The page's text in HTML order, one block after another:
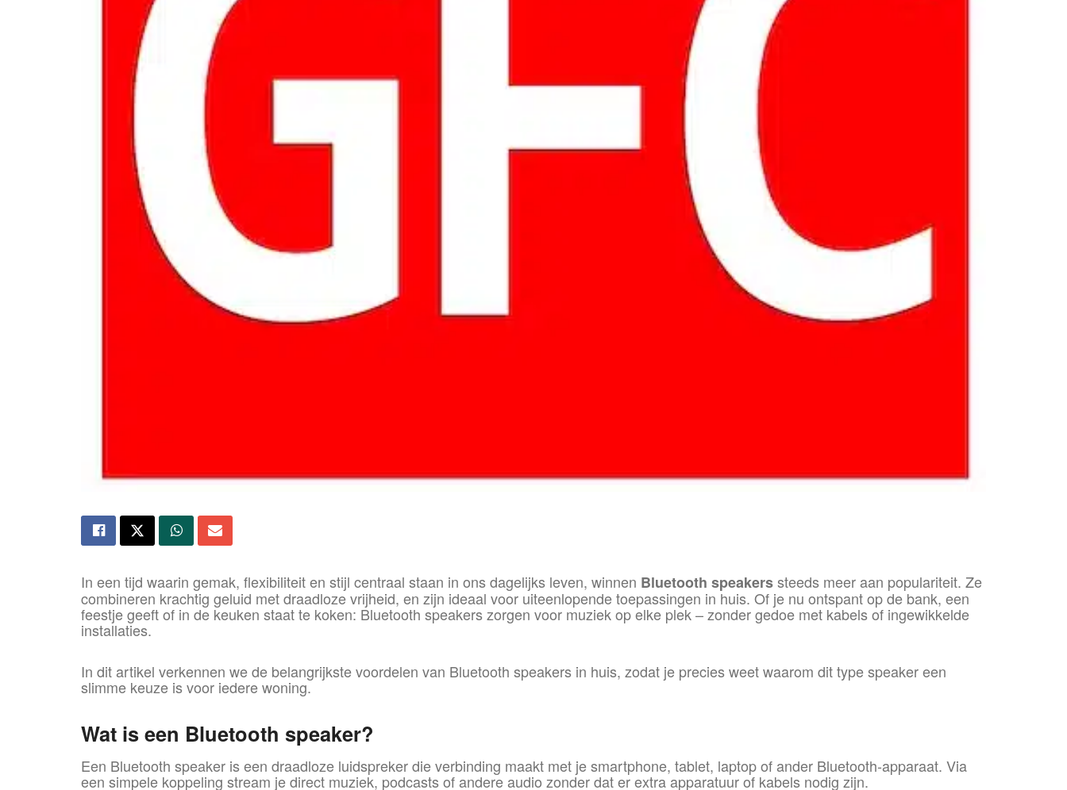
In een tijd waarin gemak, flexibiliteit en stijl centraal staan in ons dagelijks leven, winnen Bluetooth speakerssteeds meer aan populariteit. Ze
combineren krachtig geluid met draadloze vrijheid, en zijn ideaal voor uiteenlopende toepassingen in huis. Of je nu ontspant op de bank, een
feestje geeft of in de keuken staat te koken: Bluetooth speakers zorgen voor muziek op elke plek – zonder gedoe met kabels of ingewikkelde
installaties.
In dit artikel verkennen we de belangrijkste voordelen van Bluetooth speakers in huis, zodat je precies weet waarom dit type speaker een
slimme keuze is voor iedere woning.
Wat is een Bluetooth speaker?
Een Bluetooth speaker is een draadloze luidspreker die verbinding maakt met je smartphone, tablet, laptop of ander Bluetooth-apparaat. Via
een simpele koppeling stream je direct muziek, podcasts of andere audio zonder dat er extra apparatuur of kabels nodig zijn.